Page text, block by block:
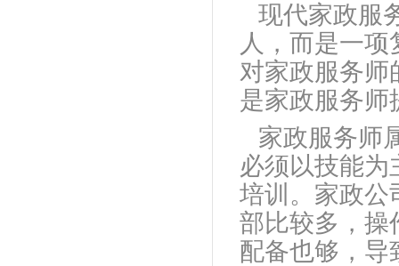
现代家政服
人，而是一
对家政服务师
是家政服务师
家政服务师
必须以技能为
培训。家政公
部比较多，操
配备也够，导